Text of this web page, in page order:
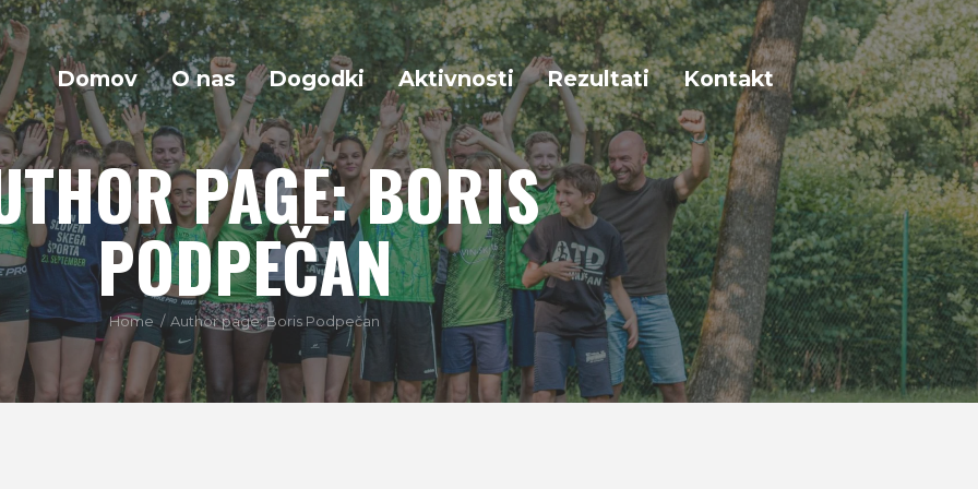
Domov O nas Dogodki Aktivnosti Rezultati Kontakt
PAGE: BORIS
PODPEČAN
Home Author page: Boris Podpečan